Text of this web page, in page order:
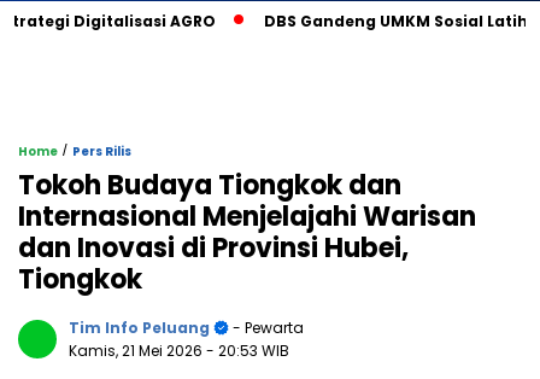
Digitalisasi AGRO DBS Gandeng UMKM Sosial Latih
Home / Pers Rilis
Tokoh Budaya Tiongkok dan
Internasional Menjelajahi Warisan
dan Inovasi di Provinsi Hubei,
Tiongkok
Tim Info Peluang
- Pewarta
Kamis, 21 Mei 2026 - 20:53 WIB